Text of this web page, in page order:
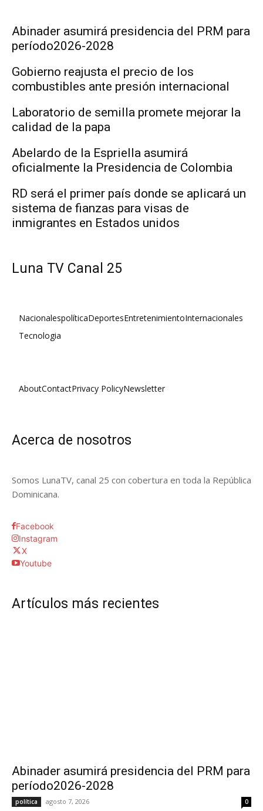
Abinader asumirá presidencia del PRM para
período2026-2028
Gobierno reajusta el precio de los
combustibles ante presión internacional
Laboratorio de semilla promete mejorar la
calidad de la papa
Abelardo de la Espriella asumirá
oficialmente la Presidencia de Colombia
RD será el primer país donde se aplicará un
sistema de fianzas para visas de
inmigrantes en Estados unidos
Luna TV Canal 25
NacionalespolíticaDeportesEntretenimientoInternacionales
Tecnologia
AboutContactPrivacy PolicyNewsletter
Acerca de nosotros
Somos LunaTV, canal 25 con cobertura en toda la República
Dominicana.
Facebook
Instagram
X
Youtube
Artículos más recientes
Abinader asumirá presidencia del PRM para
período2026-2028
política agosto 7, 2026 0